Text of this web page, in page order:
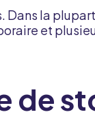
la
et
de